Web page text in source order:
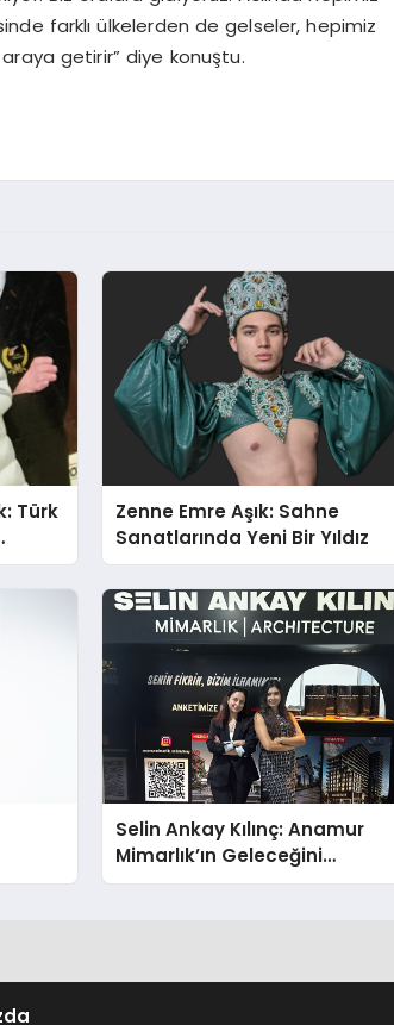
farklı ülkelerden de gelseler, hepimiz
araya getirir” diye konuştu.
Türk
Zenne Emre Aşık: Sahne
Sanatlarında Yeni Bir Yıldız
Selin Ankay Kılınç: Anamur
Mimarlık’ın Geleceğini
Şekillendiren Yöneticisi